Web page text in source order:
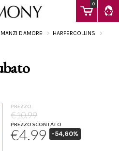
0
D'AMORE
HARPERCOLLINS
PREZZO
€10.99
PREZZO SCONTATO
€4.99 -54,60%